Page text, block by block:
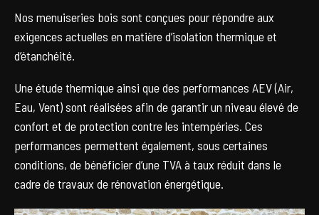
Nos menuiseries bois sont conçues pour répondre aux
exigences actuelles en matière d’isolation thermique et
d’étanchéité.
Une étude thermique ainsi que des performances AEV (Air,
Eau, Vent) sont réalisées afin de garantir un niveau élevé de
confort et de protection contre les intempéries. Ces
performances permettent également, sous certaines
conditions, de bénéficier d’une TVA à taux réduit dans le
cadre de travaux de rénovation énergétique.